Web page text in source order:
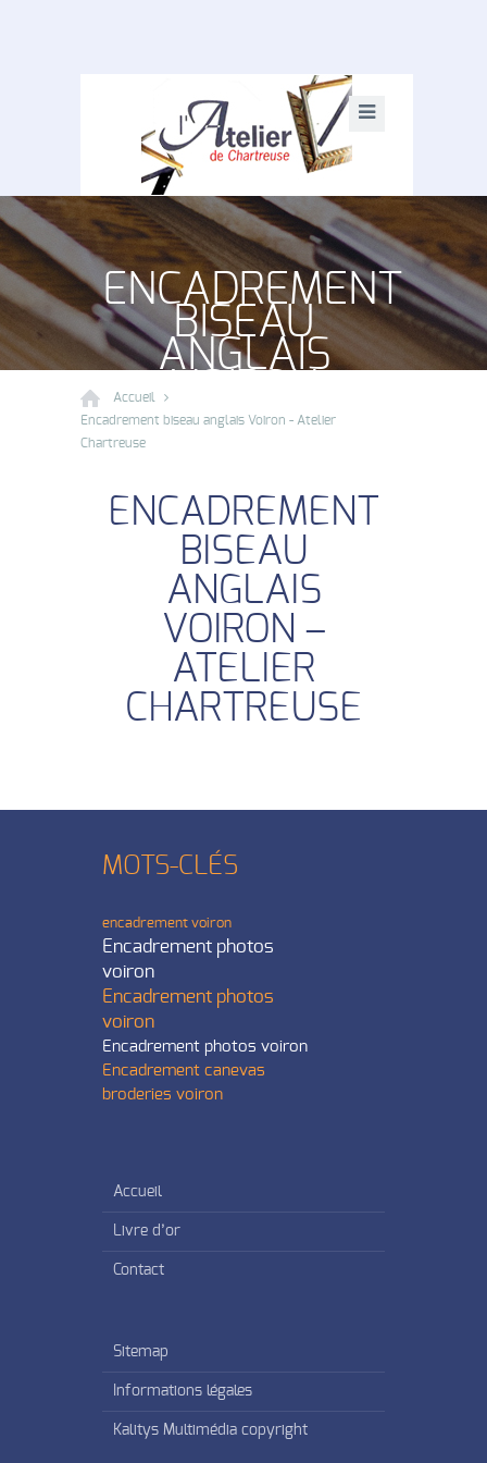
ENCADREMENT
BISEAU
ANGLAIS
Accueil
Encadrement biseau anglais Voiron - Atelier
Chartreuse
ENCADREMENT
BISEAU
ANGLAIS
VOIRON –
ATELIER
CHARTREUSE
MOTS-CLÉS
encadrement voiron
Encadrement photos
voiron
Encadrement photos
voiron
Encadrement photos voiron
Encadrement canevas
broderies voiron
Accueil
Livre d’or
Contact
Sitemap
Informations légales
Kalitys Multimédia copyright